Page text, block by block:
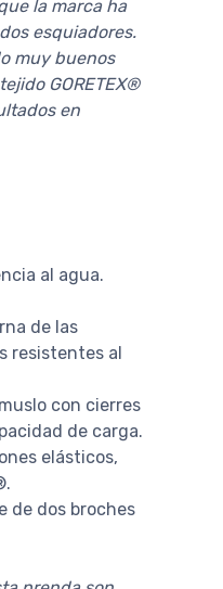
la marca ha
esquiadores.
muy buenos
GORETEX®
en
al agua.
de las
resistentes al
con cierres
de carga.
elásticos,
de dos broches